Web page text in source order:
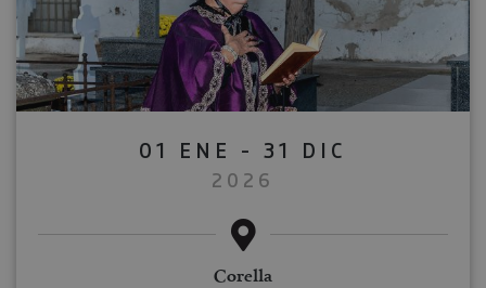
01 ENE - 31 DIC
2026
Corella